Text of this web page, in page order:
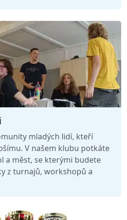
mladých lidí, kteří
V našem klubu potkáte
a měst, se kterými budete
z turnajů, workshopů a